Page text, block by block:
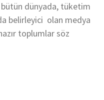
dünyada, tüketim
belirleyici olan medya
toplumlar söz